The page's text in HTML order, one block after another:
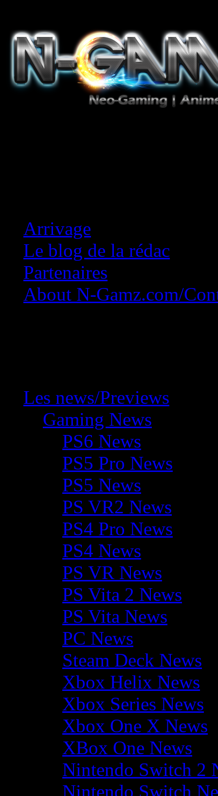
Arrivage
Le blog de la rédac
Partenaires
About N-Gamz.com/
Les news/Previews
Gaming News
PS6 News
PS5 Pro News
PS5 News
PS VR2 News
PS4 Pro News
PS4 News
PS VR News
PS Vita 2 News
PS Vita News
PC News
Steam Deck News
Xbox Helix News
Xbox Series News
Xbox One X News
XBox One News
Nintendo Switch 2
Nintendo Switch